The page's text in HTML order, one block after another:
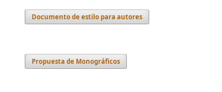
Documento de estilo para autores
Propuesta de Monográficos